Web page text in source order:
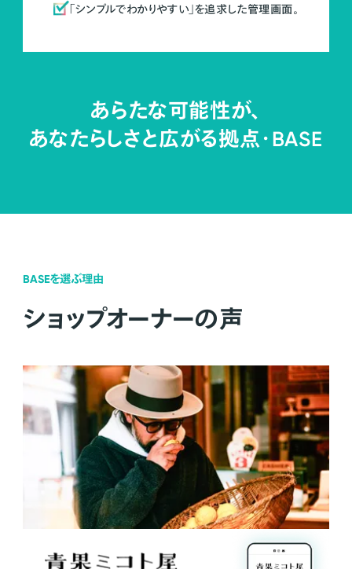
「シンプルでわかりやすい」を追求した管理画面。
あらたな可能性が、
あなたらしさと広がる拠点・BASE
BASEを選ぶ理由
ショップオーナーの声